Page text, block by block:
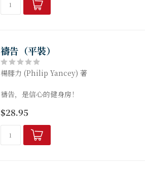
禱告（平裝）
楊腓力 (Philip Yancey) 著
禱告，是信心的健身房！
$28.95